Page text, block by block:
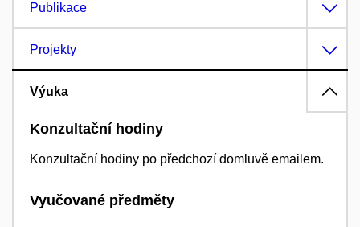
Publikace
Projekty
Výuka
Konzultační hodiny
Konzultační hodiny po předchozí domluvě emailem.
Vyučované předměty